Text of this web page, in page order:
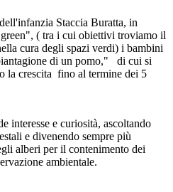
Staccia Buratta, in
( tra i cui obiettivi troviamo il
cura degli spazi verdi) i bambini
di un pomo," di cui si
la crescita fino al termine dei 5
interesse e curiosità, ascoltando
e divenendo sempre più
alberi per il contenimento dei
ambientale.